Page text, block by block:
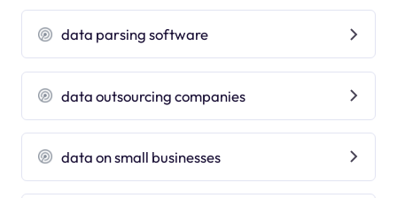
data parsing software
data outsourcing companies
data on small businesses